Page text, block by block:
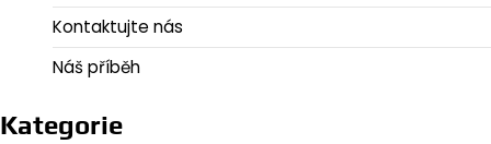
Kontaktujte nás
Náš příběh
Kategorie